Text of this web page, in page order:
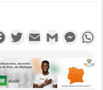
FacebookTwitterEmail Gmail